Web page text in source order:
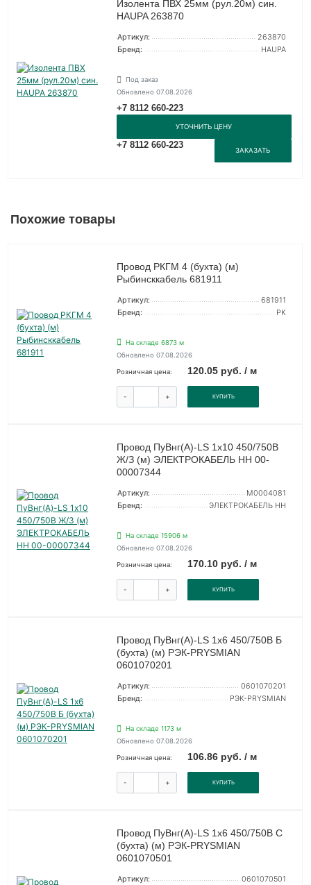
Изолента ПВХ 25мм (рул.20м) син.
HAUPA 263870
Артикул:
263870
Бренд:
HAUPA
Под заказ
Обновлено 07.08.2026
+7 8112 660-223
УТОЧНИТЬ ЦЕНУ
+7 8112 660-223
ЗАКАЗАТЬ
Похожие товары
Провод РКГМ 4 (бухта) (м)
Рыбинсккабель 681911
Артикул:
681911
Бренд:
РК
На складе 6873 м
Обновлено 07.08.2026
Розничная цена: 120.05 руб. / м
- + КУПИТЬ
Провод ПуВнг(А)-LS 1х10 450/750В
Ж/З (м) ЭЛЕКТРОКАБЕЛЬ НН 00-
00007344
Артикул:
M0004081
Бренд:
ЭЛЕКТРОКАБЕЛЬ НН
На складе 15906 м
Обновлено 07.08.2026
Розничная цена: 170.10 руб. / м
- + КУПИТЬ
Провод ПуВнг(А)-LS 1х6 450/750В Б
(бухта) (м) РЭК-PRYSMIAN
0601070201
Артикул:
0601070201
Бренд:
РЭК-PRYSMIAN
На складе 1173 м
Обновлено 07.08.2026
Розничная цена: 106.86 руб. / м
- + КУПИТЬ
Провод ПуВнг(А)-LS 1х6 450/750В С
(бухта) (м) РЭК-PRYSMIAN
0601070501
Артикул:
0601070501